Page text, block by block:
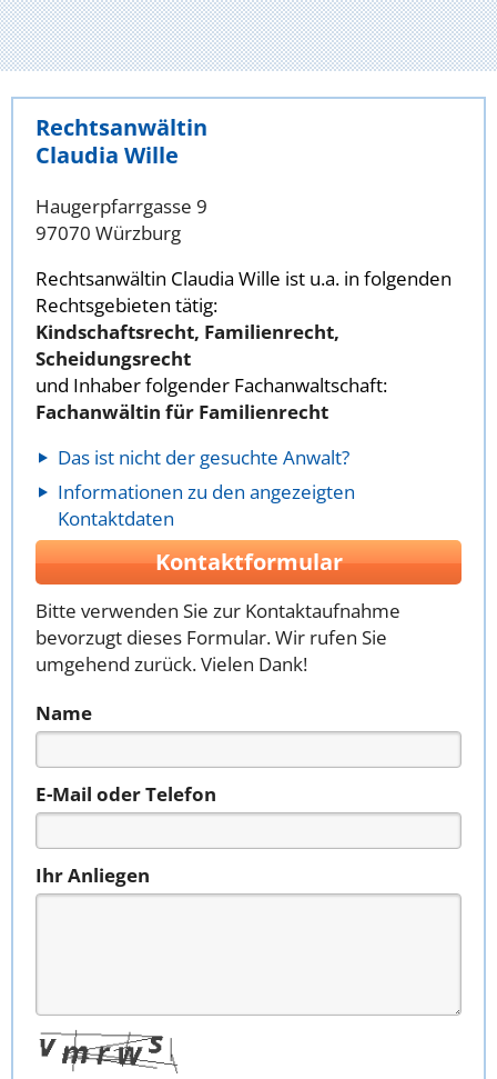
Rechtsanwältin
Claudia Wille
Haugerpfarrgasse 9
97070 Würzburg
Rechtsanwältin Claudia Wille ist u.a. in folgenden
Rechtsgebieten tätig:
Kindschaftsrecht, Familienrecht,
Scheidungsrecht
und Inhaber folgender Fachanwaltschaft:
Fachanwältin für Familienrecht
Das ist nicht der gesuchte Anwalt?
Informationen zu den angezeigten
Kontaktdaten
Kontaktformular
Bitte verwenden Sie zur Kontaktaufnahme
bevorzugt dieses Formular. Wir rufen Sie
umgehend zurück. Vielen Dank!
Name
E-Mail oder Telefon
Ihr Anliegen